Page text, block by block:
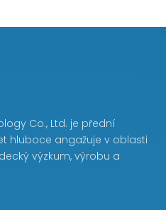
Co., Ltd. je přední
hluboce angažuje v oblasti
výzkum, výrobu a